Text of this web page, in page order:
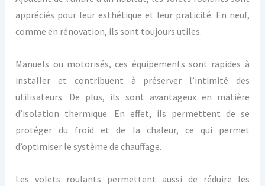
appréciés pour leur esthétique et leur praticité. En neuf,
comme en rénovation, ils sont toujours utiles.
Manuels ou motorisés, ces équipements sont rapides à
installer et contribuent à préserver l’intimité des
utilisateurs. De plus, ils sont avantageux en matière
d’isolation thermique. En effet, ils permettent de se
protéger du froid et de la chaleur, ce qui permet
d’optimiser le système de chauffage.
Les volets roulants permettent aussi de réduire les